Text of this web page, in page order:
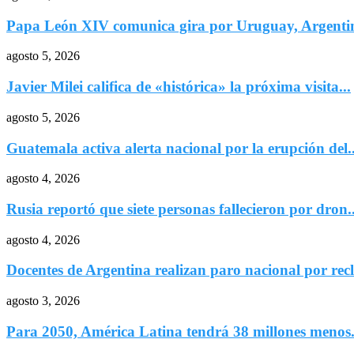
Papa León XIV comunica gira por Uruguay,
agosto 5, 2026
Javier Milei califica de «histórica» la próxima visita...
agosto 5, 2026
Guatemala activa alerta nacional por la erupción
agosto 4, 2026
Rusia reportó que siete personas fallecieron por
agosto 4, 2026
Docentes de Argentina realizan paro nacional por
agosto 3, 2026
Para 2050, América Latina tendrá 38 millones